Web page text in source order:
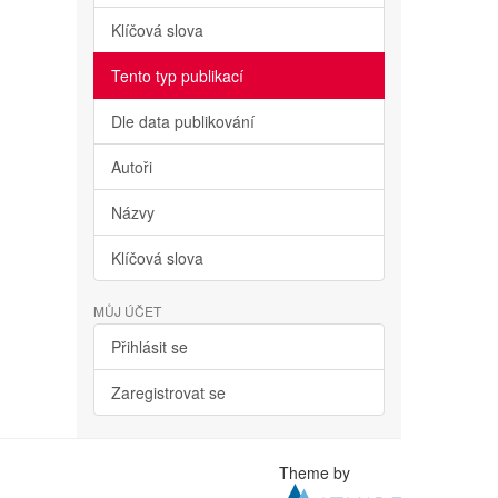
Klíčová slova
Tento typ publikací
Dle data publikování
Autoři
Názvy
Klíčová slova
MŮJ ÚČET
Přihlásit se
Zaregistrovat se
Theme by